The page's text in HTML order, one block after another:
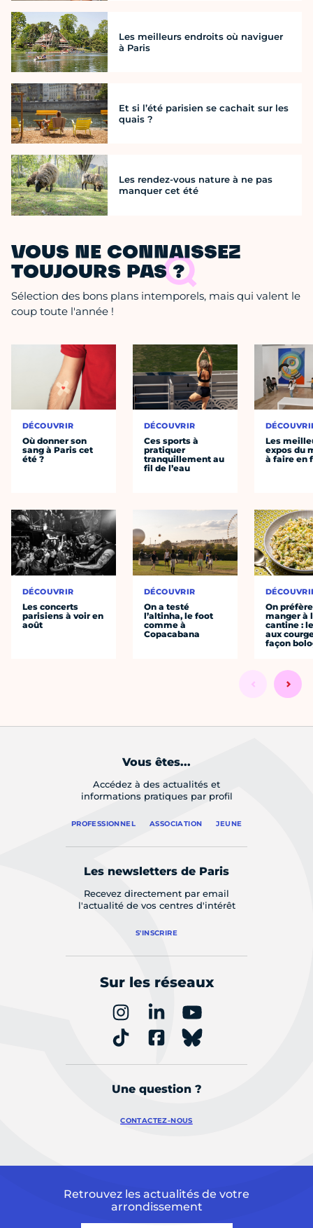
Les meilleurs endroits où naviguer
à Paris
Et si l’été parisien se cachait sur les
quais ?
Les rendez-vous nature à ne pas
manquer cet été
VOUS NE CONNAISSEZ
TOUJOURS PAS ?
Sélection des bons plans intemporels, mais qui valent le
coup toute l'année !
DÉCOUVRIR
Où donner son
sang à Paris cet
été ?
DÉCOUVRIR
Les concerts
parisiens à voir en
août
DÉCOUVRIR
Ces sports à
pratiquer
tranquillement au
fil de l’eau
DÉCOUVRIR
On a testé
l’altinha, le foot
comme à
Copacabana
Les
expos du
à faire en
On préfère
manger à
cantine :
aux
façon
Vous êtes...
Accédez à des actualités et
informations pratiques par profil
PROFESSIONNEL ASSOCIATION JEUNE
Les newsletters de Paris
Recevez directement par email
l'actualité de vos centres d'intérêt
S'INSCRIRE
Sur les réseaux
Une question ?
CONTACTEZ-NOUS
Retrouvez les actualités de votre
arrondissement